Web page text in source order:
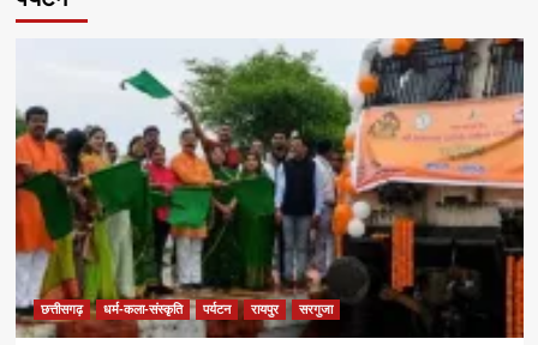
छत्तीसगढ़ धर्म-कला-संस्कृति पर्यटन रायपुर सरगुजा